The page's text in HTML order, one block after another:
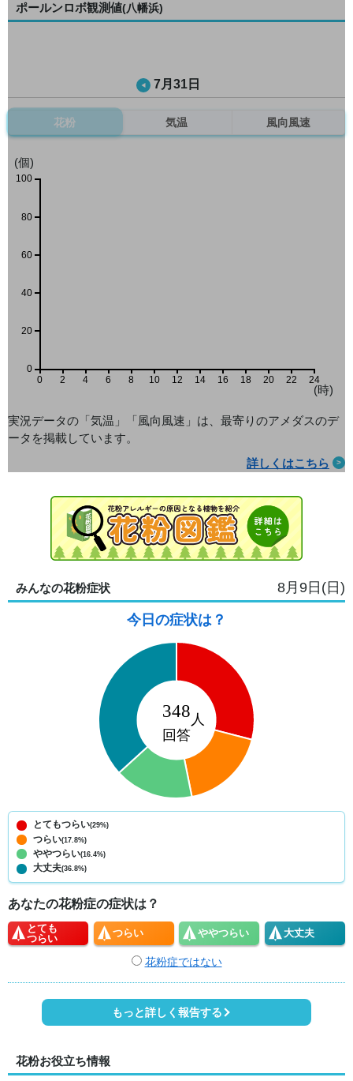
ポールンロボ観測値(八幡浜)
7月31日
花粉 気温 風向風速
0 2 4 6 8 10 12 14 16 18 20 22 24
(個)
(時)
0
20
40
60
80
100
実況データの「気温」「風向風速」は、最寄りのアメダスのデ
ータを掲載しています。
詳しくはこちら
みんなの花粉症状 8月9日(日)
今日の症状は？
とてもつらい(29%)
つらい(17.8%)
ややつらい(16.4%)
大丈夫(36.8%)
あなたの花粉症の症状は？
とても
つらい
つらい ややつらい 大丈夫
花粉症ではない
もっと詳しく報告する
花粉お役立ち情報